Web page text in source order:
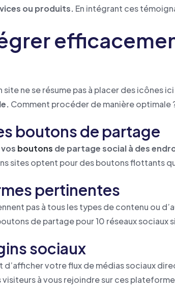
ou produits. En intégrant ces
ne se résume pas à placer des icônes
Comment procéder de manière optimale
boutons de partage
boutons de partage social à des
sites optent pour des boutons flottants
pertinentes
pas à tous les types de contenu ou
de partage pour 10 réseaux
sociaux
votre flux de médias sociaux
à vous rejoindre sur ces